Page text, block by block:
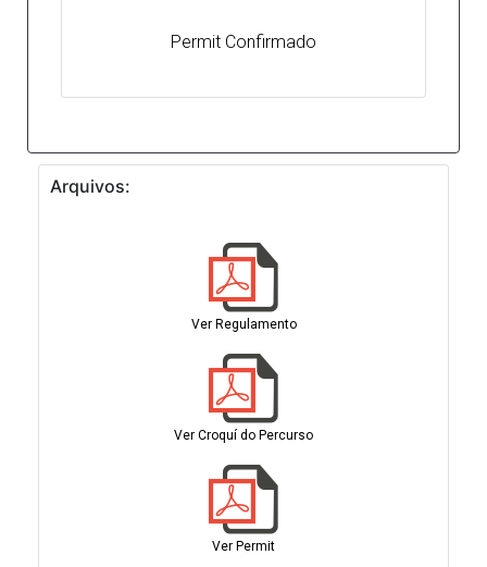
Permit Confirmado
Arquivos:
Ver Regulamento
Ver Croquí do Percurso
Ver Permit